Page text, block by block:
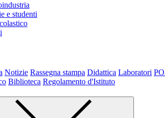
e studenti
Notizie Rassegna stampa Didattica Laboratori
Biblioteca Regolamento d'Istituto